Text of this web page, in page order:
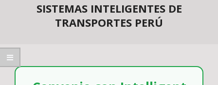
SISTEMAS INTELIGENTES DE
TRANSPORTES PERÚ